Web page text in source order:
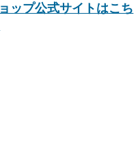
ップ公式サイトはこち